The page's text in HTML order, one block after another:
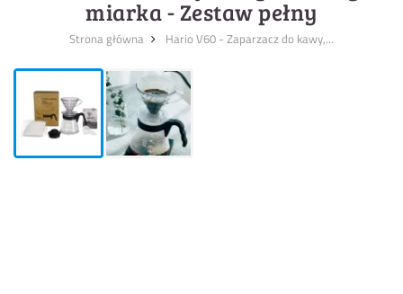
miarka - Zestaw pełny
Strona główna Hario V60 - Zaparzacz do kawy,...